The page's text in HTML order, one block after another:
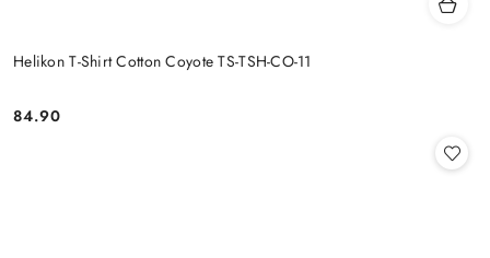
Helikon T-Shirt Cotton Coyote TS-TSH-CO-11
Cena:
84.90